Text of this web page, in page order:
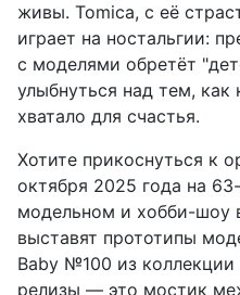
живы. Tomica, с её
играет на ностальгии:
с моделями обретёт
улыбнуться над тем, как
хватало для счастья.
Хотите прикоснуться к
октября 2025 года на
модельном и хобби-шоу
выставят прототипы
Baby №100 из коллекции
релизы — это мостик